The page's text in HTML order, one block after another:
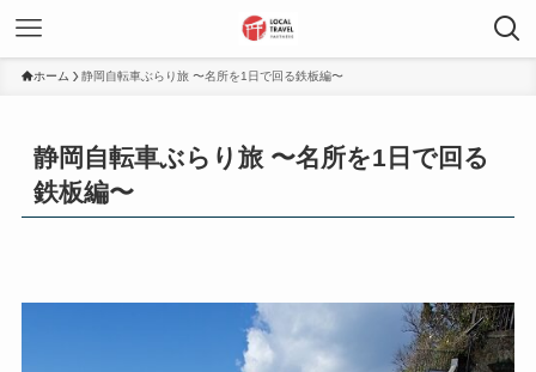
ホーム 静岡自転車ぶらり旅 〜名所を1日で回る鉄板編〜
静岡自転車ぶらり旅 〜名所を1日で回る
鉄板編〜